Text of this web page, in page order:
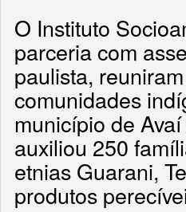
O Instituto
parceria com
paulista,
comunidades
município de
auxiliou 250
etnias Guarani,
produtos